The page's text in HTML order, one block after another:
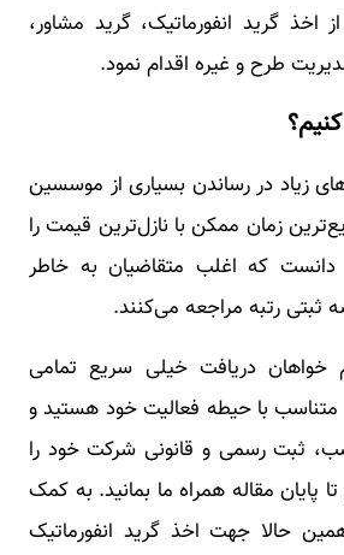
اخذ گرید انفورماتیک، گرید مشاور،
طرح و غیره اقدام نمود.
زیاد در رساندن بسیاری از موسسین
زمان ممکن با نازل‌ترین قیمت را
دانست که اغلب متقاضیان به خاطر
رتبه مراجعه می‌کنند.
خواهان دریافت خیلی سریع تمامی
متناسب با حیطه فعالیت خود هستید و
ثبت رسمی و قانونی شرکت خود را
پایان مقاله همراه ما بمانید. به کمک
حالا جهت اخذ گرید انفورماتیک